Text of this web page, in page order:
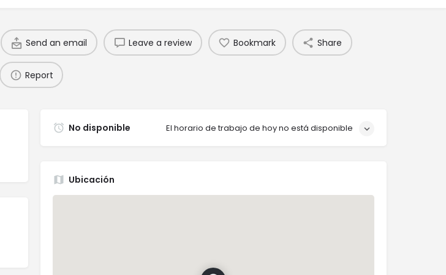
Send an email Leave a review Bookmark Share
Report
No disponible El horario de trabajo de hoy no está disponible
Ubicación